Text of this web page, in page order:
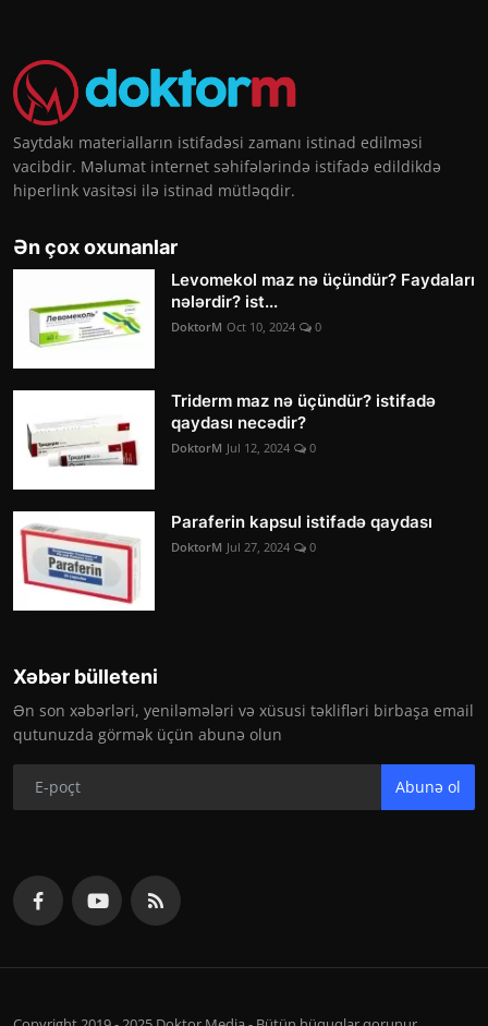
Saytdakı materialların istifadəsi zamanı istinad edilməsi
vacibdir. Məlumat internet səhifələrində istifadə edildikdə
hiperlink vasitəsi ilə istinad mütləqdir.
Ən çox oxunanlar
Levomekol maz nə üçündür? Faydaları
nələrdir? ist...
DoktorM Oct 10, 2024 0
Triderm maz nə üçündür? istifadə
qaydası necədir?
DoktorM Jul 12, 2024 0
Paraferin kapsul istifadə qaydası
DoktorM Jul 27, 2024 0
Xəbər bülleteni
Ən son xəbərləri, yeniləmələri və xüsusi təklifləri birbaşa email
qutunuzda görmək üçün abunə olun
Abunə ol